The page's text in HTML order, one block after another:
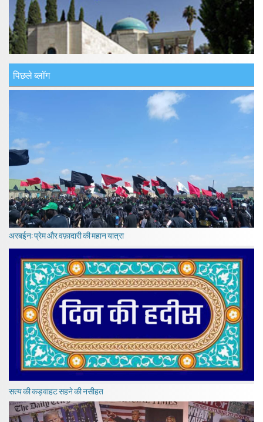
पिछले ब्लॉग
अरबईन: प्रेम और वफ़ादारी की महान यात्रा
सत्य की कड़वाहट सहने की नसीहत